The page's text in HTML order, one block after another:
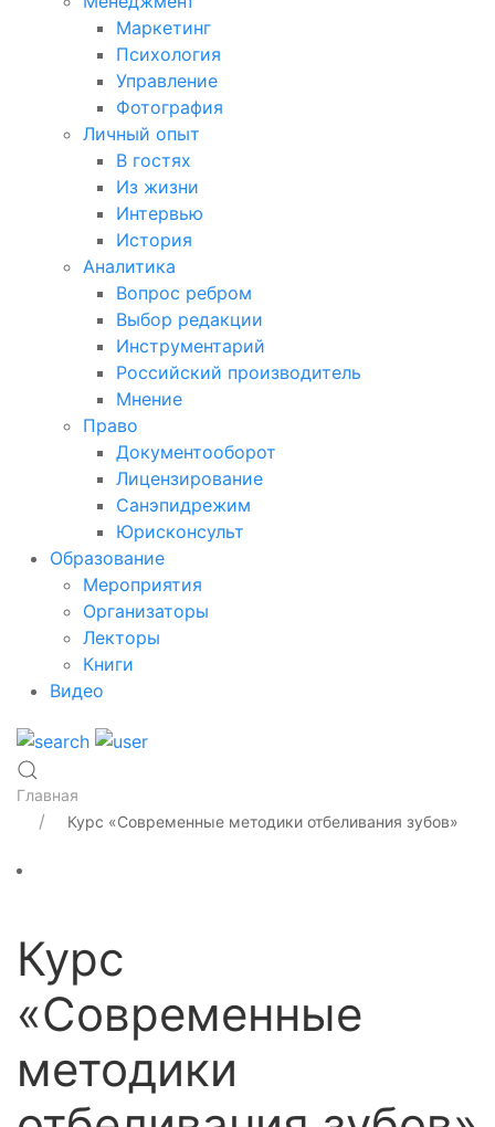
Маркетинг
Психология
Управление
Фотография
Личный опыт
В гостях
Из жизни
Интервью
История
Аналитика
Вопрос ребром
Выбор редакции
Инструментарий
Российский производитель
Мнение
Право
Документооборот
Лицензирование
Санэпидрежим
Юрисконсульт
Образование
Мероприятия
Организаторы
Лекторы
Книги
Видео
Главная
Курс «Современные методики отбеливания зубов»
Курс
«Современные
методики